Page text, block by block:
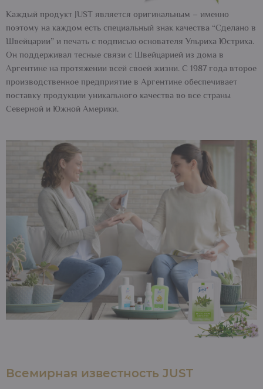
Каждый продукт JUST является оригинальным – именно
поэтому на каждом есть специальный знак качества “Сделано в
Швейцарии” и печать с подписью основателя Ульриха Юстриха.
Он поддерживал тесные связи с Швейцарией из дома в
Аргентине на протяжении всей своей жизни. С 1987 года второе
производственное предприятие в Аргентине обеспечивает
поставку продукции уникального качества во все страны
Северной и Южной Америки.
Всемирная известность JUST